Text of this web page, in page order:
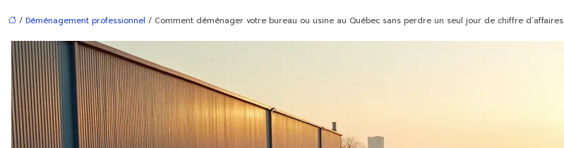
/ Déménagement professionnel / Comment déménager votre bureau ou usine au Québec sans perdre un seul jour de chiffre d’affaires